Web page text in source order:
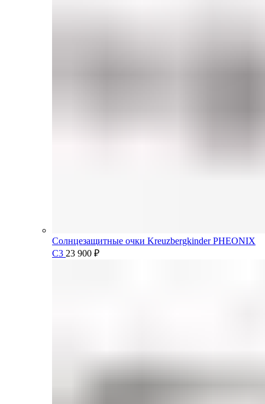
Солнцезащитные очки Kreuzbergkinder PHEONIX
C3 23 900 ₽